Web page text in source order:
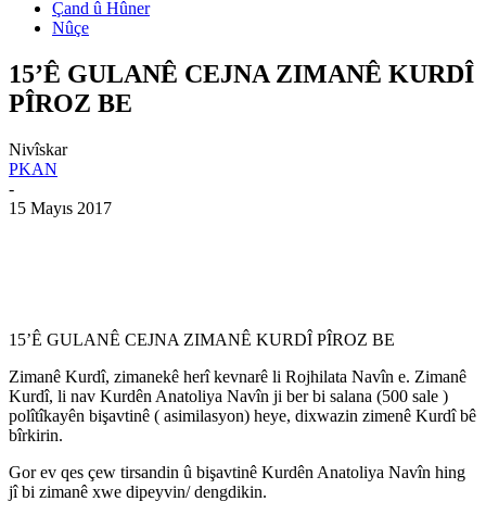
Çand û Hûner
Nûçe
15’Ê GULANÊ CEJNA ZIMANÊ KURDÎ
PÎROZ BE
Nivîskar
PKAN
-
15 Mayıs 2017
15’Ê GULANÊ CEJNA ZIMANÊ KURDÎ PÎROZ BE
Zimanê Kurdî, zimanekê herî kevnarê li Rojhilata Navîn e. Zimanê
Kurdî, li nav Kurdên Anatoliya Navîn ji ber bi salana (500 sale )
polîtîkayên bişavtinê ( asimilasyon) heye, dixwazin zimenê Kurdî bê
bîrkirin.
Gor ev qes çew tirsandin û bişavtinê Kurdên Anatoliya Navîn hing
jî bi zimanê xwe dipeyvin/ dengdikin.